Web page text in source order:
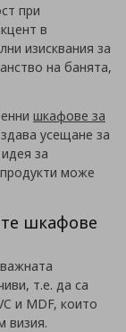
при
в
изисквания за
на банята,
шкафове за
усещане за
за
може
шкафове
т.е. да са
и MDF, които
визия.